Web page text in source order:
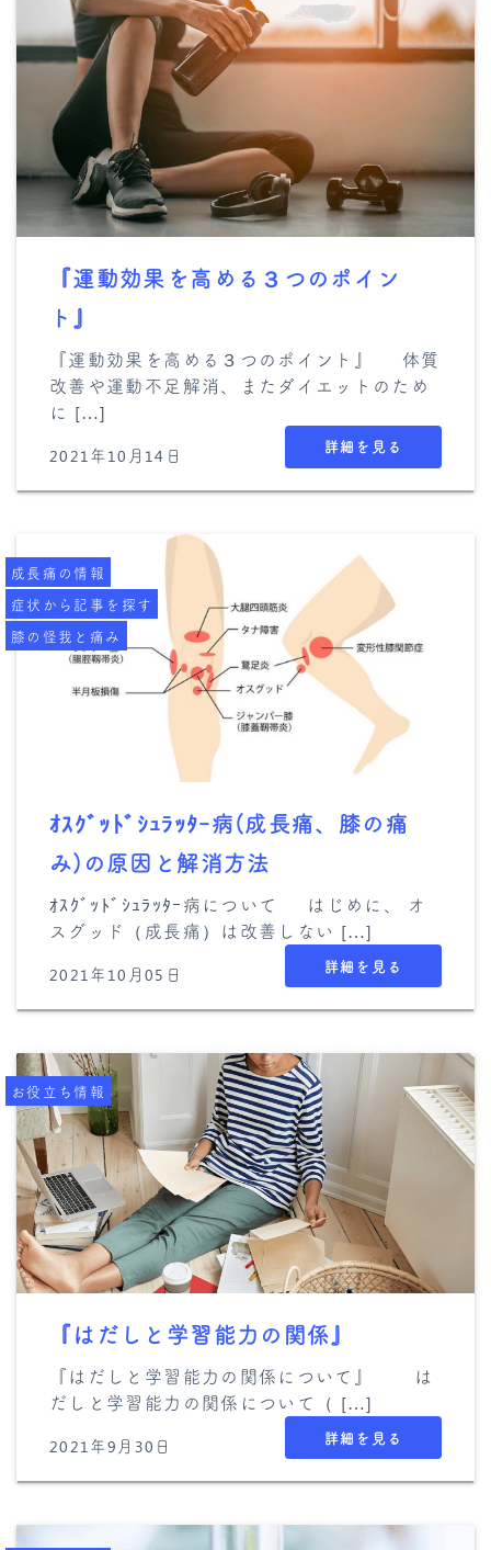
『運動効果を高める３つのポイン
ト』
『運動効果を高める３つのポイント』 体質
改善や運動不足解消、またダイエットのため
に […]
2021年10月14日 詳細を見る
ｵｽｸﾞｯﾄﾞｼｭﾗｯﾀｰ病(成長痛、膝の痛
み)の原因と解消方法
ｵｽｸﾞｯﾄﾞｼｭﾗｯﾀｰ病について はじめに、 オ
スグッド（成長痛）は改善しない […]
2021年10月05日 詳細を見る
成長痛の情報
症状から記事を探す
膝の怪我と痛み
『はだしと学習能力の関係』
『はだしと学習能力の関係について』 は
だしと学習能力の関係について（ […]
2021年9月30日 詳細を見る
お役立ち情報